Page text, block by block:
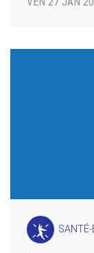
SANTÉ-